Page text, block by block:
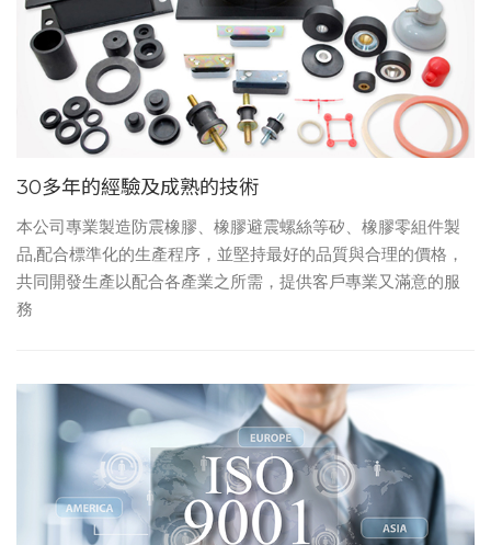
30多年的經驗及成熟的技術
本公司專業製造防震橡膠、橡膠避震螺絲等矽、橡膠零組件製
品,配合標準化的生產程序，並堅持最好的品質與合理的價格，
共同開發生產以配合各產業之所需，提供客戶專業又滿意的服
務